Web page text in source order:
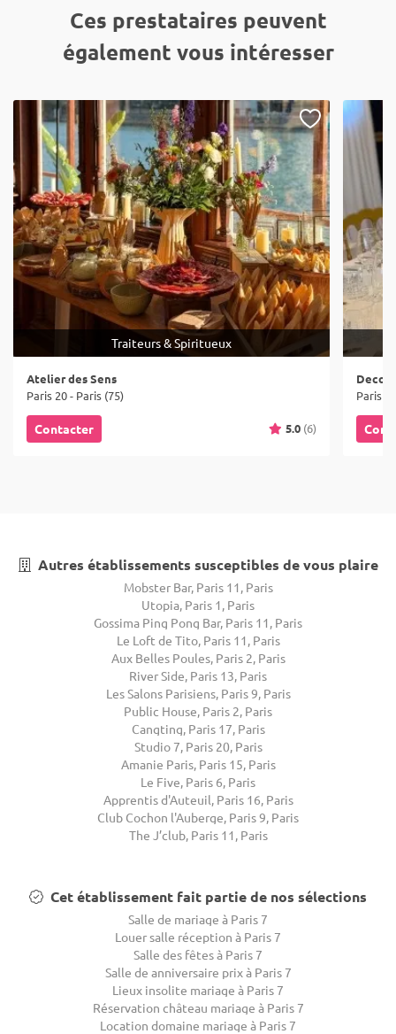
Ces prestataires peuvent
également vous intéresser
Traiteurs & Spiritueux
Atelier des Sens
Paris 20 - Paris (75)
Contacter 5.0 (6)
Deco
Paris
Autres établissements susceptibles de vous plaire
Mobster Bar, Paris 11, Paris
Utopia, Paris 1, Paris
Gossima Ping Pong Bar, Paris 11, Paris
Le Loft de Tito, Paris 11, Paris
Aux Belles Poules, Paris 2, Paris
River Side, Paris 13, Paris
Les Salons Parisiens, Paris 9, Paris
Public House, Paris 2, Paris
Cangting, Paris 17, Paris
Studio 7, Paris 20, Paris
Amanie Paris, Paris 15, Paris
Le Five, Paris 6, Paris
Apprentis d'Auteuil, Paris 16, Paris
Club Cochon l'Auberge, Paris 9, Paris
The J’club, Paris 11, Paris
Cet établissement fait partie de nos sélections
Salle de mariage à Paris 7
Louer salle réception à Paris 7
Salle des fêtes à Paris 7
Salle de anniversaire prix à Paris 7
Lieux insolite mariage à Paris 7
Réservation château mariage à Paris 7
Location domaine mariage à Paris 7